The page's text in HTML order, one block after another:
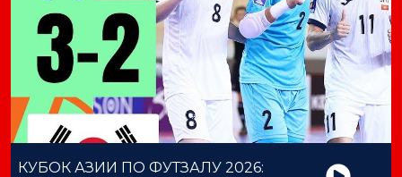
КУБОК АЗИИ ПО ФУТЗАЛУ 2026: